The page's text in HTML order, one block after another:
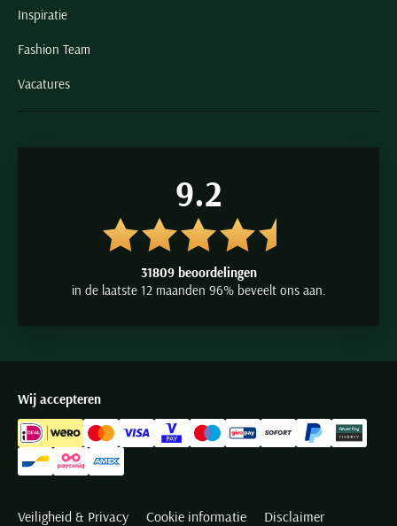
Inspiratie
Fashion Team
Vacatures
9.2
31809 beoordelingen
in de laatste 12 maanden 96% beveelt ons aan.
Wij accepteren
Veiligheid & Privacy Cookie informatie
Disclaimer